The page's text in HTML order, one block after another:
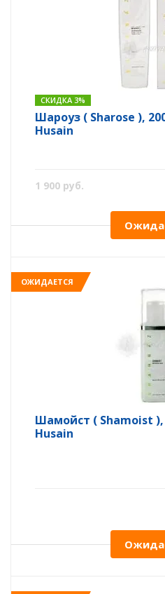
СКИДКА 3%
Шароуз ( Sharose ),
Husain
1 900 руб.
ОЖИДАЕТСЯ
Шамойст ( Shamoist ),
Husain